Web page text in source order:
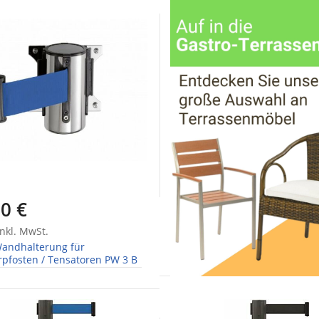
€
MwSt.
für
/ Tensatoren PW 3 B